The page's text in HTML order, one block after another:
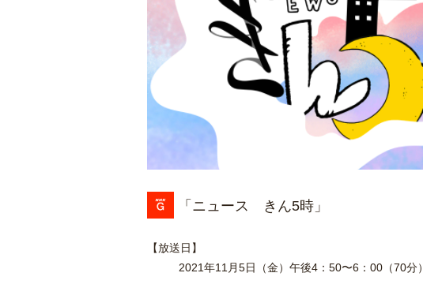
「ニュース きん5時 」
【放送日】
2021年11月5日（金）午後4：50〜6：00（70分）